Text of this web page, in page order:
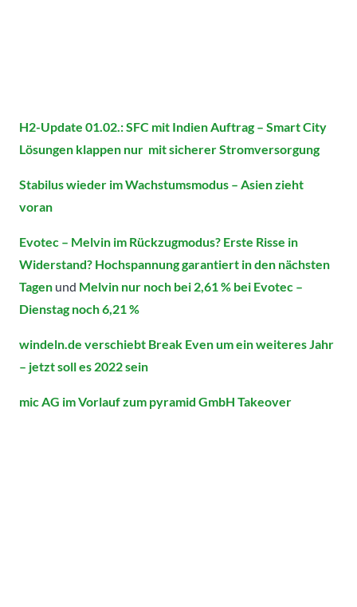
H2-Update 01.02.: SFC mit Indien Auftrag – Smart City
Lösungen klappen nur mit sicherer Stromversorgung
Stabilus wieder im Wachstumsmodus – Asien zieht
voran
Evotec – Melvin im Rückzugmodus? Erste Risse in
Widerstand? Hochspannung garantiert in den nächsten
Tagen und Melvin nur noch bei 2,61 % bei Evotec –
Dienstag noch 6,21 %
windeln.de verschiebt Break Even um ein weiteres Jahr
– jetzt soll es 2022 sein
mic AG im Vorlauf zum pyramid GmbH Takeover